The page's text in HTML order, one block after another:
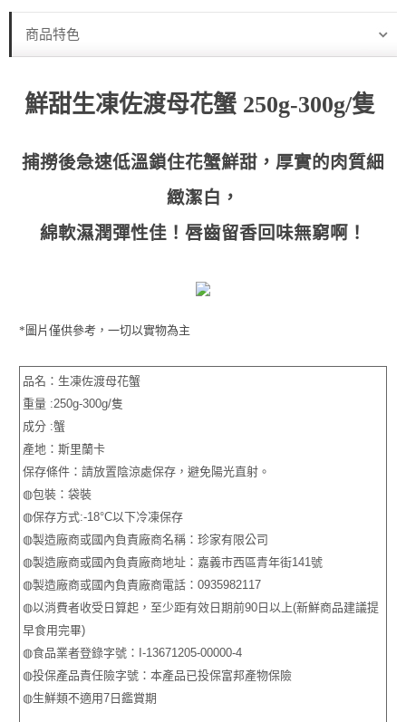
商品特色
鮮甜生凍佐渡母花蟹 250g-300g/隻
捕撈後急速低溫鎖住花蟹鮮甜，厚實的肉質細
緻潔白，
綿軟濕潤彈性佳！唇齒留香回味無窮啊！
*圖片僅供參考，一切以實物為主
品名：生凍佐渡母花蟹
重量 :250g-300g/隻
成分 :蟹
產地：斯里蘭卡
保存條件：請放置陰涼處保存，避免陽光直射。
◍包裝：袋裝
◍保存方式:-18°C以下冷凍保存
◍製造廠商或國內負責廠商名稱：珍家有限公司
◍製造廠商或國內負責廠商地址：嘉義市西區青年街141號
◍製造廠商或國內負責廠商電話：0935982117
◍以消費者收受日算起，至少距有效日期前90日以上(新鮮商品建議提
早食用完畢)
◍食品業者登錄字號：I-13671205-00000-4
◍投保產品責任險字號：本產品已投保富邦產物保險
◍生鮮類不適用7日鑑賞期